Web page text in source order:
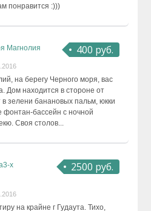
понравится :)))
400 руб.
Магнолия
на берегу Черного моря, вас
Дом находится в стороне от
в зелени банановых пальм, юкки
фонтан-бассейн с ночной
Своя столов...
2500 руб.
3-х
на крайне г Гудаута. Тихо,